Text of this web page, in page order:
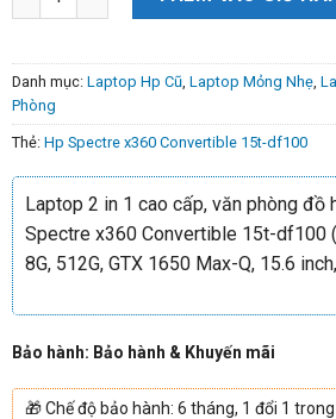
Danh mục: Laptop Hp Cũ Laptop Mỏng Nhẹ
Phòng
Thẻ: Hp Spectre x360 Convertible 15t-df100
Laptop 2 in 1 cao cấp, văn phòng đồ
Spectre x360 Convertible 15t-df100
8G, 512G, GTX 1650 Max-Q, 15.6
Bảo hành: Bảo hành & Khuyến mãi
🎁Chế độ bảo hành: 6 tháng, 1 đổi 1